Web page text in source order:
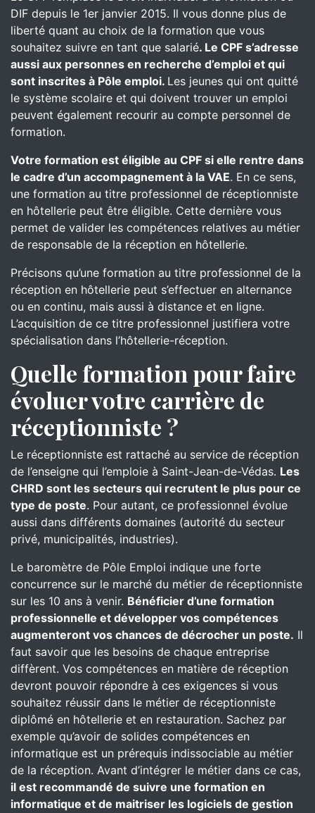
DIF depuis le 1er janvier 2015. Il vous donne plus de
liberté quant au choix de la formation que vous
souhaitez suivre en tant que salarié. Le CPF s’adresse
aussi aux personnes en recherche d’emploi et qui
sont inscrites à Pôle emploi. Les jeunes qui ont quitté
le système scolaire et qui doivent trouver un emploi
peuvent également recourir au compte personnel de
formation.
Votre formation est éligible au CPF si elle rentre dans
le cadre d’un accompagnement à la VAE. En ce sens,
une formation au titre professionnel de réceptionniste
en hôtellerie peut être éligible. Cette dernière vous
permet de valider les compétences relatives au métier
de responsable de la réception en hôtellerie.
Précisons qu’une formation au titre professionnel de la
réception en hôtellerie peut s’effectuer en alternance
ou en continu, mais aussi à distance et en ligne.
L’acquisition de ce titre professionnel justifiera votre
spécialisation dans l’hôtellerie-réception.
Quelle formation pour faire
évoluer votre carrière de
réceptionniste ?
Le réceptionniste est rattaché au service de réception
de l’enseigne qui l’emploie à Saint-Jean-de-Védas. Les
CHRD sont les secteurs qui recrutent le plus pour ce
type de poste. Pour autant, ce professionnel évolue
aussi dans différents domaines (autorité du secteur
privé, municipalités, industries).
Le baromètre de Pôle Emploi indique une forte
concurrence sur le marché du métier de réceptionniste
sur les 10 ans à venir. Bénéficier d’une formation
professionnelle et développer vos compétences
augmenteront vos chances de décrocher un poste. Il
faut savoir que les besoins de chaque entreprise
diffèrent. Vos compétences en matière de réception
devront pouvoir répondre à ces exigences si vous
souhaitez réussir dans le métier de réceptionniste
diplômé en hôtellerie et en restauration. Sachez par
exemple qu’avoir de solides compétences en
informatique est un prérequis indissociable au métier
de la réception. Avant d’intégrer le métier dans ce cas,
il est recommandé de suivre une formation en
informatique et de maitriser les logiciels de gestion